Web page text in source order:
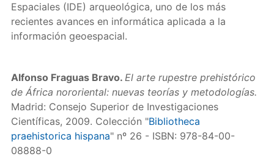
Espaciales (IDE) arqueológica, uno de los más
recientes avances en informática aplicada a la
información geoespacial.
Alfonso Fraguas Bravo. El arte rupestre prehistórico
de África nororiental: nuevas teorías y metodologías.
Madrid: Consejo Superior de Investigaciones
Científicas, 2009. Colección "Bibliotheca
praehistorica hispana" nº 26 - ISBN: 978-84-00-
08888-0